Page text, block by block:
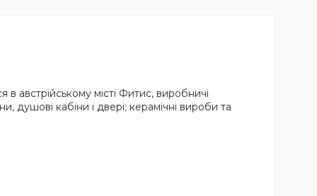
в австрійському місті Фитис, виробничі
душові кабіни і двері; керамічні вироби та